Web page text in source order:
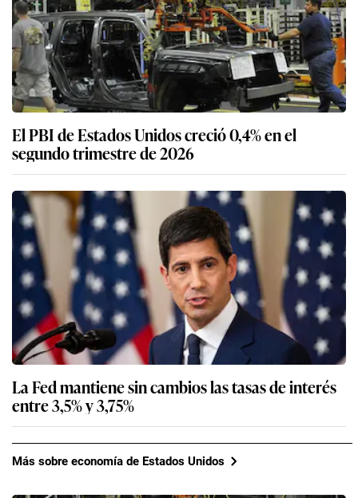
El PBI de Estados Unidos creció 0,4% en el
segundo trimestre de 2026
La Fed mantiene sin cambios las tasas de interés
entre 3,5% y 3,75%
Más sobre economía de Estados Unidos